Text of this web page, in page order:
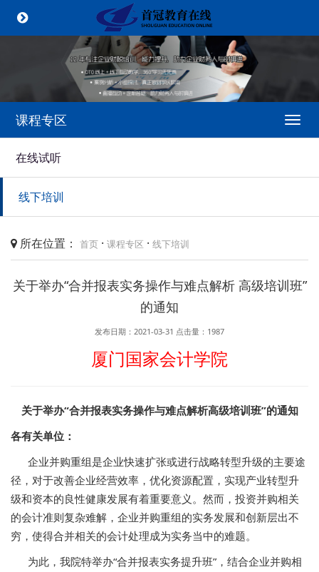
课程专区
在线试听
线下培训
所在位置： 首页 · 课程专区 · 线下培训
关于举办“合并报表实务操作与难点解析 高级培训班”
的通知
发布日期：2021-03-31 点击量： 1987
厦门国家会计学院
关于举办“合并报表实务操作与难点解析高级培训班”的通知
各有关单位：
企业并购重组是企业快速扩张或进行战略转型升级的主要途
径，对于改善企业经营效率，优化资源配置，实现产业转型升
级和资本的良性健康发展有着重要意义。然而，投资并购相关
的会计准则复杂难解，企业并购重组的实务发展和创新层出不
穷，使得合并相关的会计处理成为实务当中的难题。
为此，我院特举办“合并报表实务提升班”，结合企业并购相